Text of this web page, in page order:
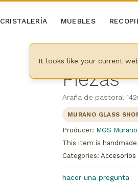
It looks like your current
CRISTALERÍA MUEBLES
Piezas
Araña de pastoral
MURANO GLASS
Producer: MGS
This item is
Categories: Accesorios
hacer una pregunta